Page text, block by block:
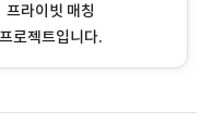
프라이빗 매칭
프로젝트입니다.